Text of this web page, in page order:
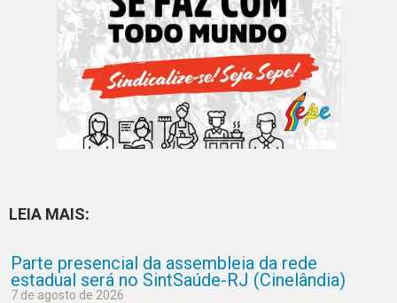
LEIA MAIS:
Parte presencial da assembleia da rede
estadual será no SintSaúde-RJ (Cinelândia)
7 de agosto de 2026